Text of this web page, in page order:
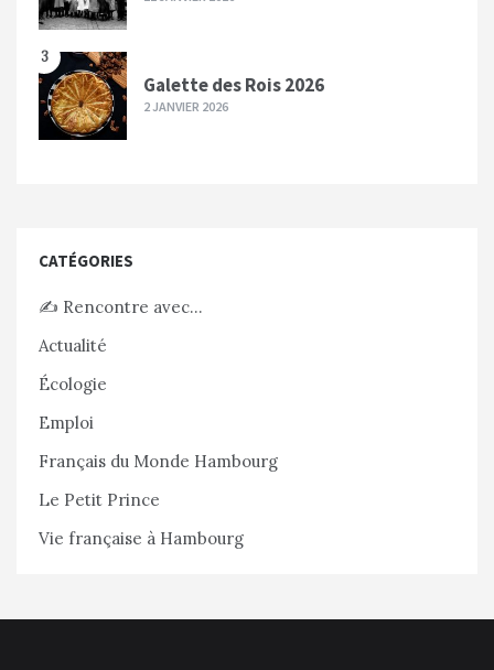
3
Galette des Rois 2026
2 JANVIER 2026
CATÉGORIES
✍️ Rencontre avec…
Actualité
Écologie
Emploi
Français du Monde Hambourg
Le Petit Prince
Vie française à Hambourg